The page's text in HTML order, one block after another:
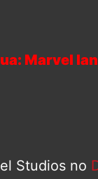
Marvel
Studios no